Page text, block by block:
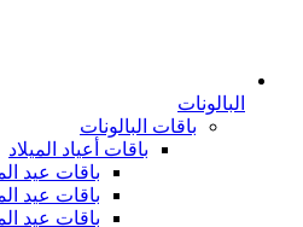
البالونات
باقات البالونات
باقات أعياد الميلاد
باقات عيد
باقات عيد
باقات عيد